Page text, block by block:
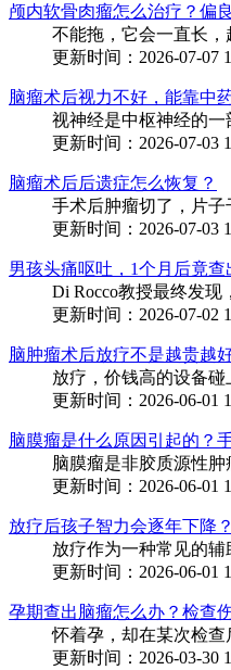
颅内软骨肉瘤怎么治疗？偏
不能拖，它会一直长
更新时间：2026-07-07
脑瘤术后视力不好，能靠中
视神经是中枢神经的
更新时间：2026-07-03
脑瘤术后后遗症怎么恢复？
手术后肿瘤切了，片
更新时间：2026-07-03
男孩头痛呕吐，1个月后竟
Di Rocco教授最终发
更新时间：2026-07-02
脑肿瘤术后放疗不是越贵越好
放疗，价钱高的设备
更新时间：2026-06-01
脑膜瘤是什么原因引起的？
脑膜瘤是非胶质源性
更新时间：2026-06-01
放疗后孩子智力会逐年下降
放疗作为一种常见的
更新时间：2026-06-01
孕期查出脑瘤怎么办？检查
怀着孕，却在某次检
更新时间：2026-03-30